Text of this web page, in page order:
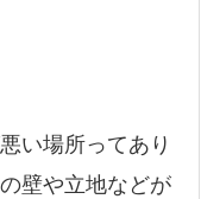
い場所ってあり
壁や立地などが